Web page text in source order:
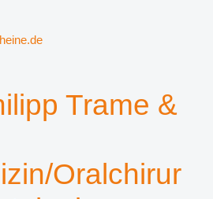
Trame &
Oralchirur